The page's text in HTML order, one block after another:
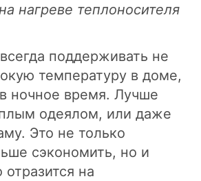
нагреве теплоносителя
поддерживать не
температуру в доме,
ночное время. Лучше
одеялом, или даже
Это не только
сэкономить, но и
отразится на